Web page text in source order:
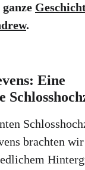
.
Eine
brachten wir